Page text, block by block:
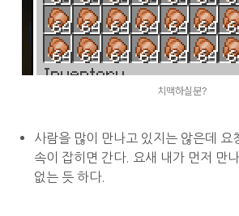
치맥하실분?
사람을 많이 만나고 있지는 않은데 요
속이 잡히면 간다. 요새 내가 먼저 만
없는 듯 하다.